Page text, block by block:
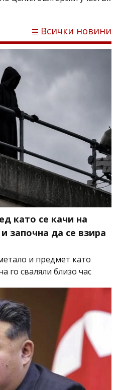
Всички новини
като се качи на
започна да се взира
и предмет като
го сваляли близо час